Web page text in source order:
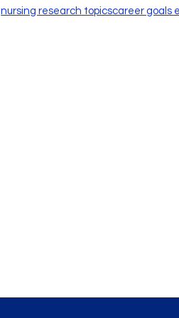
nursing research topicscareer goals